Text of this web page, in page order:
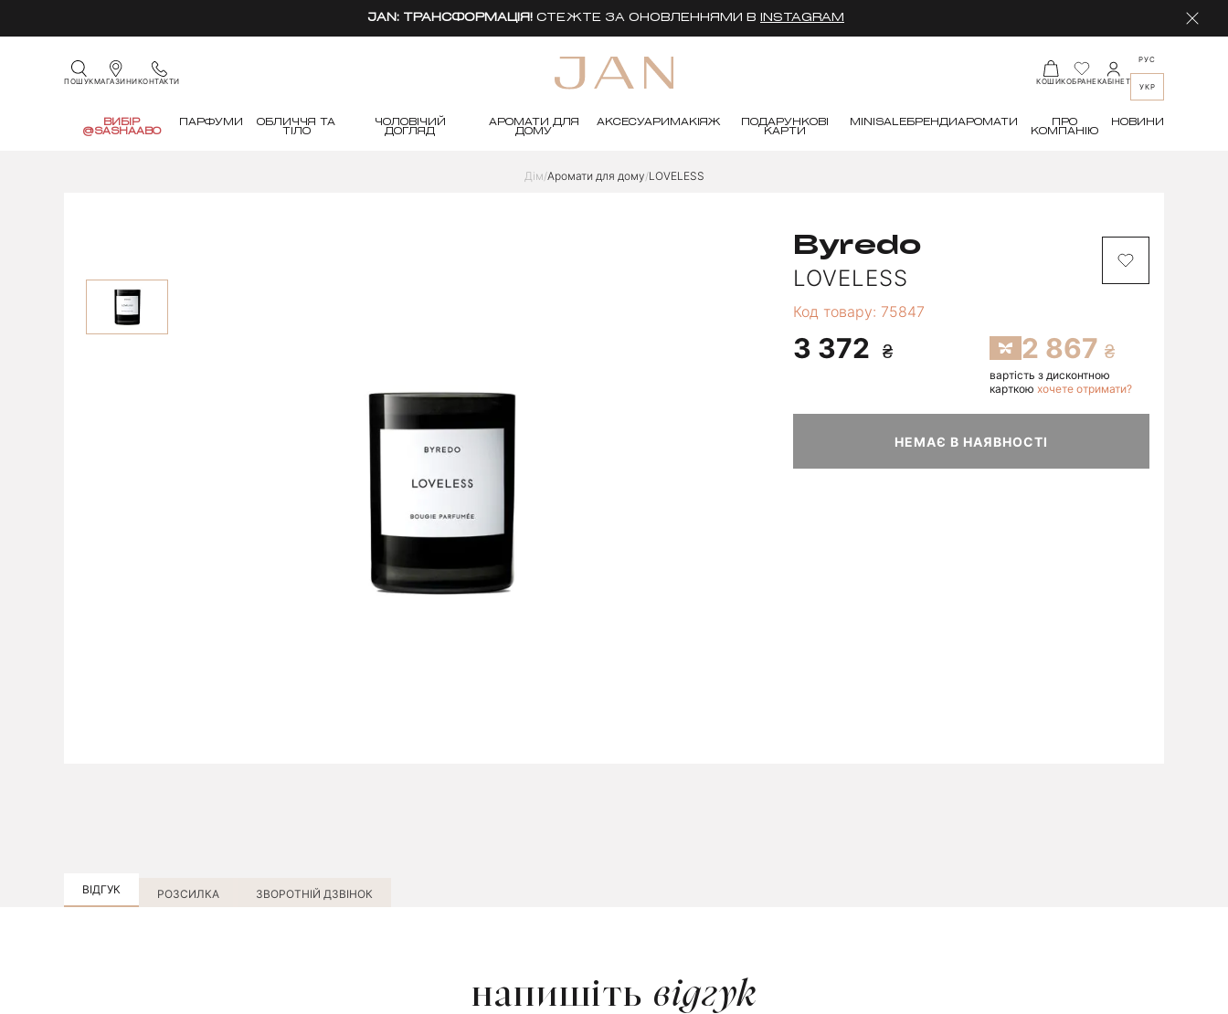
JAN: ТРАНСФОРМАЦІЯ! СТЕЖТЕ ЗА ОНОВЛЕННЯМИ В INSTAGRAM
ПОШУКМАГАЗИНИКОНТАКТИ КОШИКОБРАНЕКАБІНЕТ
РУС
УКР
ВИБІР
@SASHAABO
ПАРФУМИ
ОБЛИЧЧЯ ТА
ТІЛО
ЧОЛОВІЧИЙ
ДОГЛЯД
АРОМАТИ ДЛЯ
ДОМУ
АКСЕСУАРИ МАКІЯЖ
ПОДАРУНКОВІ
КАРТИ
MINI SALEБРЕНДИ АРОМАТИ
ПРО
КОМПАНІЮ
НОВИНИ
Дім Аромати для дому LOVELESS
Byredo
LOVELESS
Код товару: 75847
3 372 2 867
вартість з дисконтною
карткою хочете отримати?
НЕМАЄ В НАЯВНОСТІ
ВІДГУК РОЗСИЛКА ЗВОРОТНІЙ ДЗВІНОК
напишіть відгук